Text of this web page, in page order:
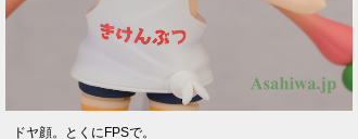
ドヤ顔。とくにFPSで。